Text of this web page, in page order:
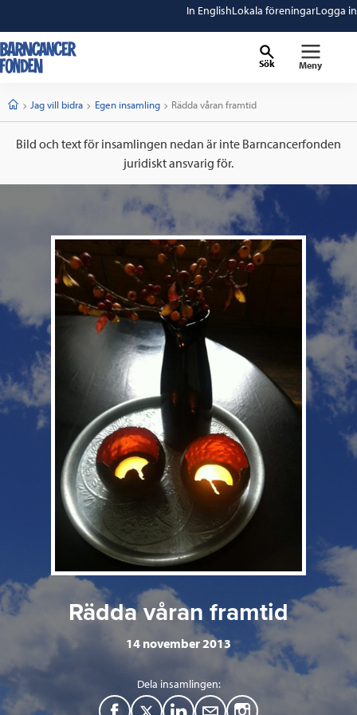
In EnglishLokala föreningarLogga in
Sök Meny
StartJag vill bidra Egen insamling Current:
Rädda våran framtid
Bild och text för insamlingen nedan är inte Barncancerfonden
juridiskt ansvarig för.
Rädda våran framtid
14 november 2013
Dela insamlingen: